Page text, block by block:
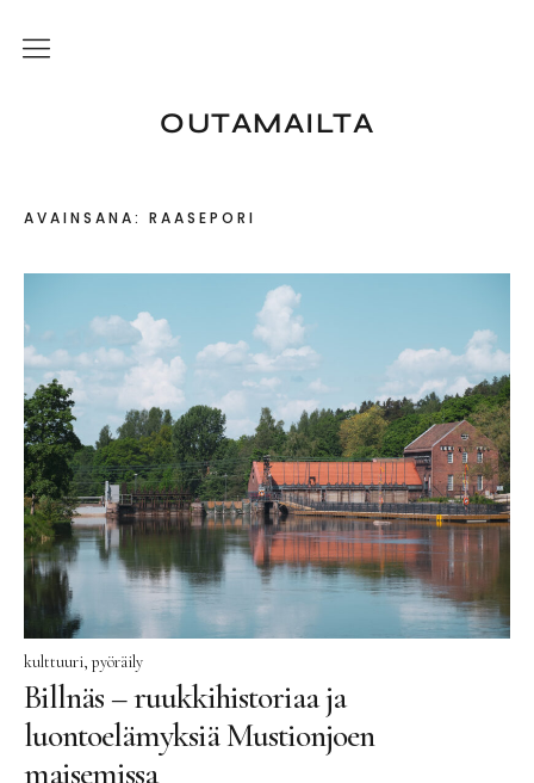
OUTAMAILTA
Etusivu
AVAINSANA: RAASEPORI
kulttuuri pyöräily
Billnäs – ruukkihistoriaa ja
luontoelämyksiä Mustionjoen
maisemissa